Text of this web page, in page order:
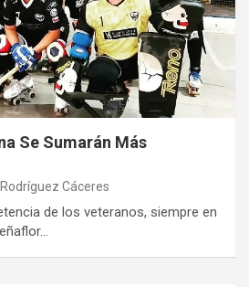
Se Sumarán Más
Cáceres
de los veteranos, siempre en